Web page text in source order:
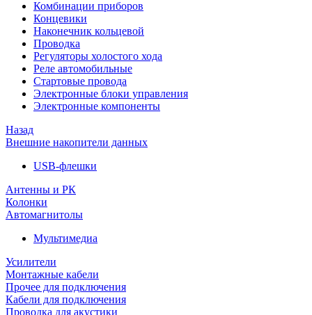
Комбинации приборов
Концевики
Наконечник кольцевой
Проводка
Регуляторы холостого хода
Реле автомобильные
Стартовые провода
Электронные блоки управления
Электронные компоненты
Назад
Внешние накопители данных
USB-флешки
Антенны и РК
Колонки
Автомагнитолы
Мультимедиа
Усилители
Монтажные кабели
Прочее для подключения
Кабели для подключения
Проводка для акустики